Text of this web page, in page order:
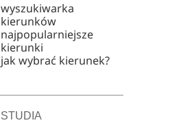
wyszukiwarka
kierunków
najpopularniejsze
kierunki
jak wybrać kierunek?
STUDIA